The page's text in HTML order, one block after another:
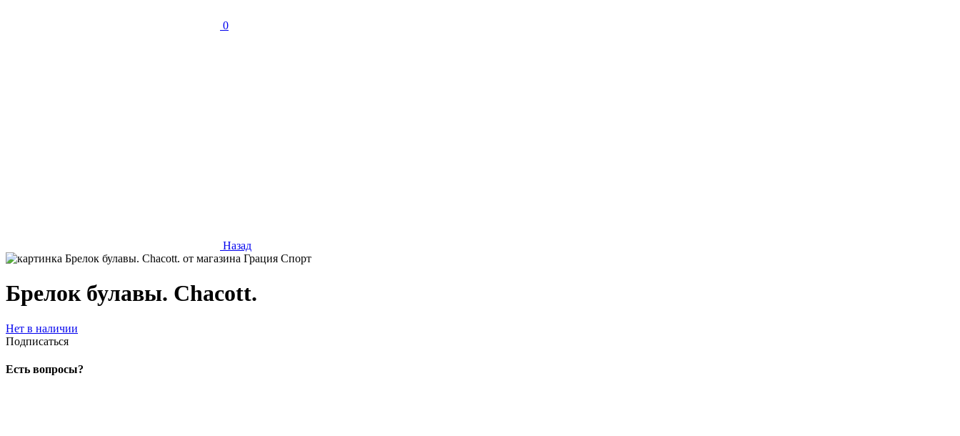
0
Назад
Брелок булавы. Chacott.
Нет в наличии
Подписаться
Есть вопросы?